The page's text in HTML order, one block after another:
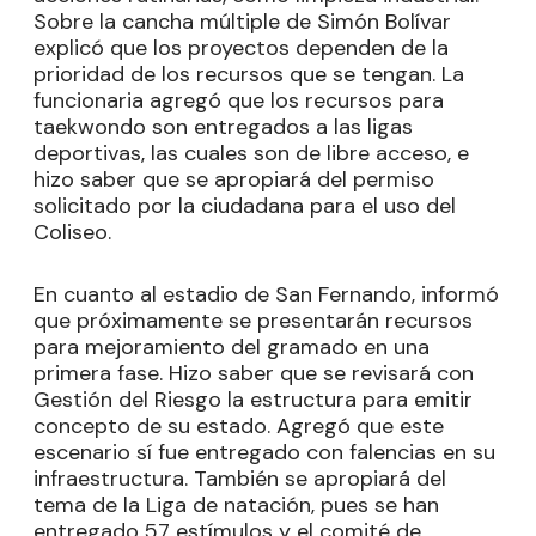
Sobre la cancha múltiple de Simón Bolívar
explicó que los proyectos dependen de la
prioridad de los recursos que se tengan. La
funcionaria agregó que los recursos para
taekwondo son entregados a las ligas
deportivas, las cuales son de libre acceso, e
hizo saber que se apropiará del permiso
solicitado por la ciudadana para el uso del
Coliseo.
En cuanto al estadio de San Fernando, informó
que próximamente se presentarán recursos
para mejoramiento del gramado en una
primera fase. Hizo saber que se revisará con
Gestión del Riesgo la estructura para emitir
concepto de su estado. Agregó que este
escenario sí fue entregado con falencias en su
infraestructura. También se apropiará del
tema de la Liga de natación, pues se han